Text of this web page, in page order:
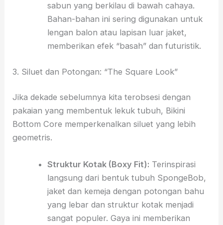
sabun yang berkilau di bawah cahaya.
Bahan-bahan ini sering digunakan untuk
lengan balon atau lapisan luar jaket,
memberikan efek “basah” dan futuristik.
3. Siluet dan Potongan: “The Square Look”
Jika dekade sebelumnya kita terobsesi dengan
pakaian yang membentuk lekuk tubuh, Bikini
Bottom Core memperkenalkan siluet yang lebih
geometris.
Struktur Kotak (Boxy Fit): Terinspirasi
langsung dari bentuk tubuh SpongeBob,
jaket dan kemeja dengan potongan bahu
yang lebar dan struktur kotak menjadi
sangat populer. Gaya ini memberikan